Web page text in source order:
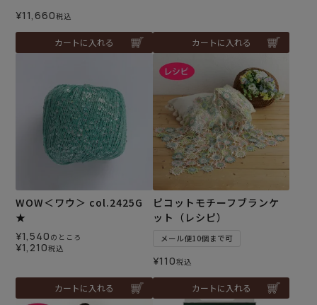
¥11,660税込
カートに入れる カートに入れる
WOW＜ワウ＞ col.2425G
★
¥1,540 のところ
¥1,210税込
カートに入れる
ピコットモチーフブランケ
ット（レシピ）
メール便10個まで可
¥110税込
カートに入れる